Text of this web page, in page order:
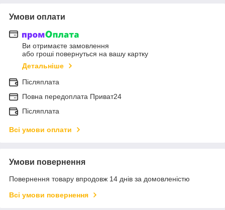
Умови оплати
Ви отримаєте замовлення
або гроші повернуться на вашу картку
Детальніше
Післяплата
Повна передоплата Приват24
Післяплата
Всі умови оплати
Умови повернення
Повернення товару впродовж 14 днів за домовленістю
Всі умови повернення